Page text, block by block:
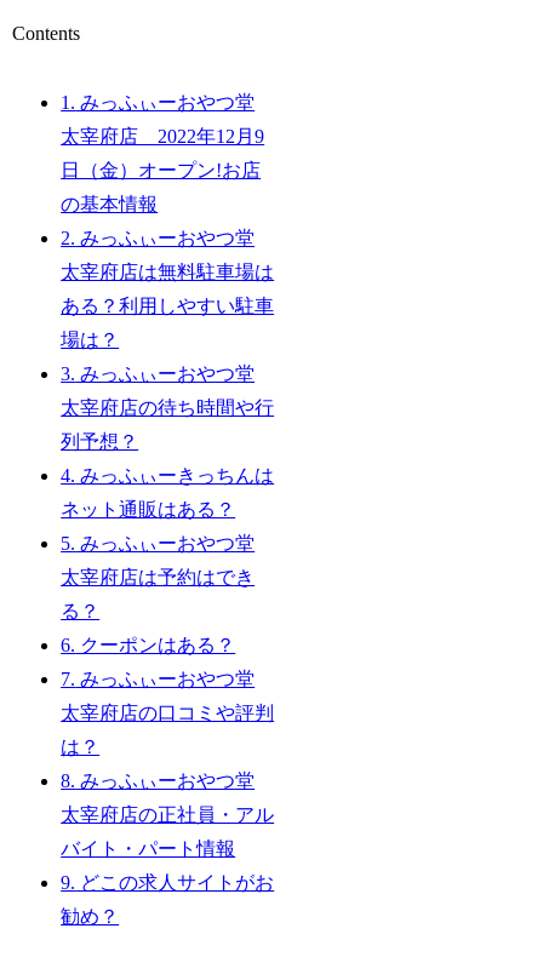
Contents
1. みっふぃーおやつ堂
太宰府店 2022年12月9
日（金）オープン!お店
の基本情報
2. みっふぃーおやつ堂
太宰府店は無料駐車場は
ある？利用しやすい駐車
場は？
3. みっふぃーおやつ堂
太宰府店の待ち時間や行
列予想？
4. みっふぃーきっちんは
ネット通販はある？
5. みっふぃーおやつ堂
太宰府店は予約はでき
る？
6. クーポンはある？
7. みっふぃーおやつ堂
太宰府店の口コミや評判
は？
8. みっふぃーおやつ堂
太宰府店の正社員・アル
バイト・パート情報
9. どこの求人サイトがお
勧め？